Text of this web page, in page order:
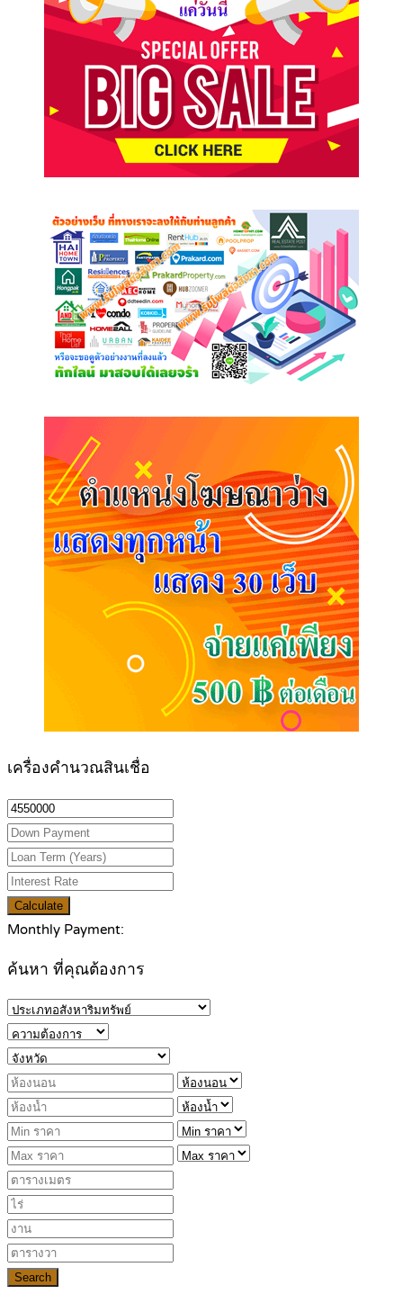
เครื่องคำนวณสินเชื่อ
Calculate
Monthly Payment:
ค้นหา ที่คุณต้องการ
Search